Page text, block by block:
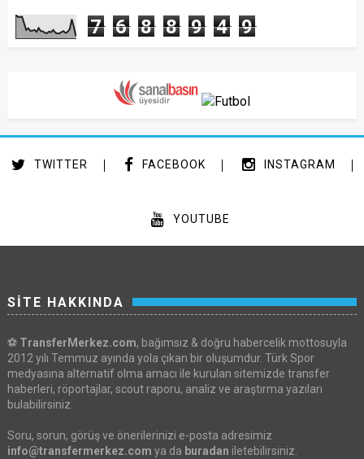
7 6 8 8 9 4 9
TWITTER FACEBOOK INSTAGRAM
YOUTUBE
SİTE HAKKINDA
⚽ TransferMerkez.com, bağımsız & doğru habercelik mottosuyla
2012 yılı Temmuz ayında yola çıkan bir oluşumdur. Türk Spor
medyasına alternatif olma amacı ile kurulan sitemizde transfer
haberleri, röportajlar, scout raporu, analiz ve araştırma yazıları
bulabilirsiniz.
Soru, sorun, görüş ve önerilerinizi e-posta adresimiz
info@transfermerkez.com ya da buradan iletebilirsiniz.